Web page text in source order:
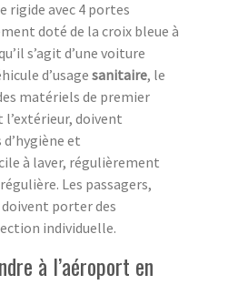
rigide avec 4 portes
doté de la croix bleue à
s’agit d’une voiture
d’usage sanitaire, le
matériels de premier
l’extérieur, doivent
et
à laver, régulièrement
Les passagers,
porter des
individuelle.
à l’aéroport en